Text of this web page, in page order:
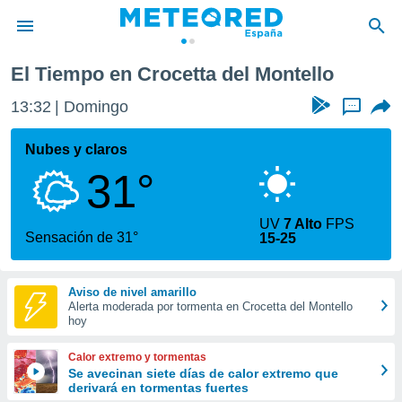
de
por
que se
calidad.
a este
las
y
forma
digital
basada
El Tiempo en Crocetta del Montello
13:32 Domingo ...
Nubes y claros
31°
Sensación de 31°
UV7 Alto FPS
15-25
Aviso de nivel amarillo
Alerta moderada por tormenta en Crocetta del Montello
hoy
Calor extremo y tormentas
Se avecinan siete días de calor extremo que
derivará en tormentas fuertes